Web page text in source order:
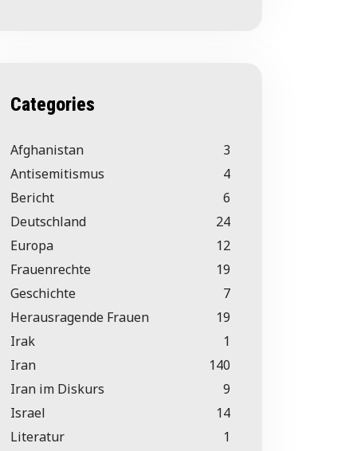
Categories
Afghanistan
3
Antisemitismus
4
Bericht
6
Deutschland
24
Europa
12
Frauenrechte
19
Geschichte
7
Herausragende Frauen
19
Irak
1
Iran
140
Iran im Diskurs
9
Israel
14
Literatur
1